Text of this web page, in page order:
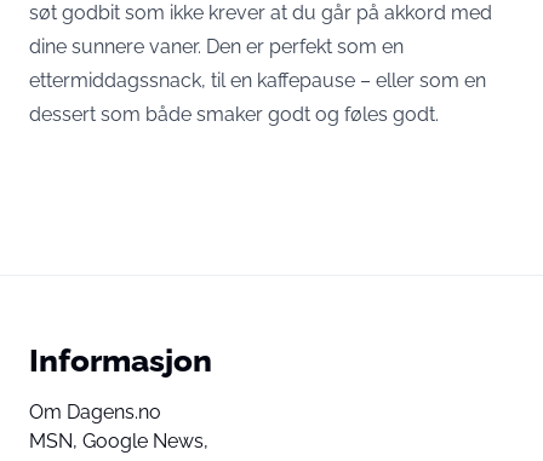
søt godbit som ikke krever at du går på akkord med
dine sunnere vaner. Den er perfekt som en
ettermiddagssnack, til en kaffepause – eller som en
dessert som både smaker godt og føles godt.
Informasjon
Om Dagens.no
MSN, Google News,